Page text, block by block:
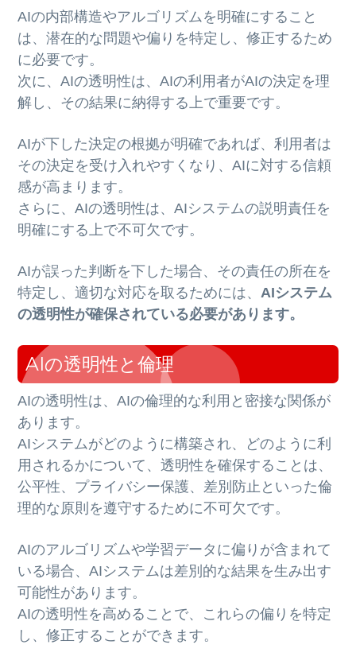
AIの内部構造やアルゴリズムを明確にすること
は、潜在的な問題や偏りを特定し、修正するため
に必要です。
次に、AIの透明性は、AIの利用者がAIの決定を理
解し、その結果に納得する上で重要です。
AIが下した決定の根拠が明確であれば、利用者は
その決定を受け入れやすくなり、AIに対する信頼
感が高まります。
さらに、AIの透明性は、AIシステムの説明責任を
明確にする上で不可欠です。
AIが誤った判断を下した場合、その責任の所在を
特定し、適切な対応を取るためには、 AIシステム
の透明性が確保されている必要があります。
AIの透明性と倫理
AIの透明性は、AIの倫理的な利用と密接な関係が
あります。
AIシステムがどのように構築され、どのように利
用されるかについて、透明性を確保することは、
公平性、プライバシー保護、差別防止といった倫
理的な原則を遵守するために不可欠です。
AIのアルゴリズムや学習データに偏りが含まれて
いる場合、AIシステムは差別的な結果を生み出す
可能性があります。
AIの透明性を高めることで、これらの偏りを特定
し、修正することができます。